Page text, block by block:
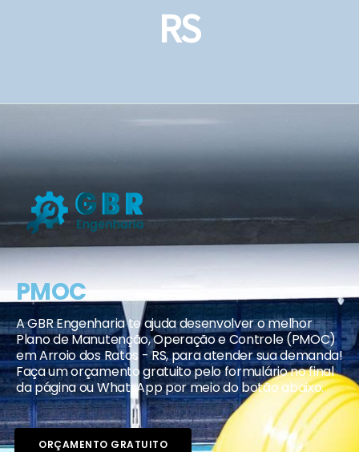
RS
PMOC
A GBR Engenharia te ajuda desenvolver o melhor
Plano de Manutenção, Operação e Controle (PMOC)
em Arroio dos Ratos - RS, para atender sua demanda!
Faça um orçamento gratuito pelo formulário no final
da página ou WhatsApp por meio do botão abaixo.
ORÇAMENTO GRATUITO